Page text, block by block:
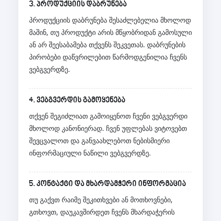
3. პროდუქციის დაბრუნება
პროდუქციის დაბრუნება შესაძლებელია მხოლოდ
მაშინ, თუ პროდუქტი არის მწყობრიდან გამოსული
ან არ შეესაბამება თქვენს შეკვეთას. დაბრუნების
პირობები დაწვრილებით წარმოდგენილია ჩვენს
ვებგვერდზე.
4. ვებგვერდის გამოყენება
თქვენ შეგიძლიათ გამოიყენოთ ჩვენი ვებგვერდი
მხოლოდ კანონიერად. ჩვენ უფლებას ვიტოვებთ
შევცვალოთ და განვაახლებოთ ნებისმიერი
ინფორმაციული ნაწილი ვებგვერდზე.
5. კონტაქტი და მხარდამჭერი ინფორმაცია
თუ გაქვთ რაიმე შეკითხვები ან მოთხოვნები,
გთხოვთ, დაუკავშირდეთ ჩვენს მხარდაჭერის